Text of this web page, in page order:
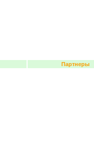
Партнеры